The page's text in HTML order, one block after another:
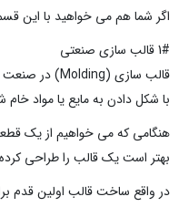
اگر شما هم می خواهید با این
1# قالب سازی صنعتی
قالب سازی (Molding) در صنعت یک فرآیند تولید قطعه می باشد که
با شکل دادن به مایع یا مواد
هنگامی که می خواهیم از یک
بهتر است یک قالب را طراحی
در واقع ساخت قالب اولین قدم